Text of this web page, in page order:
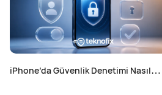
iPhone’da Güvenlik Denetimi Nasıl